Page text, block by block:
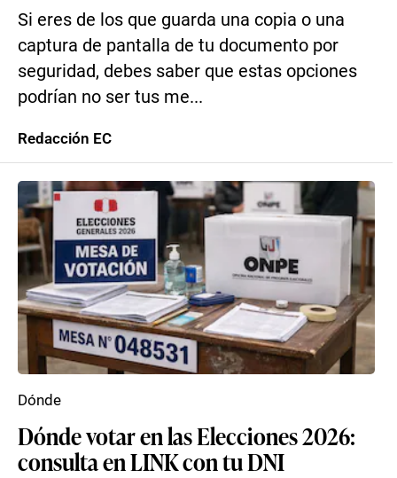
Si eres de los que guarda una copia o una
captura de pantalla de tu documento por
seguridad, debes saber que estas opciones
podrían no ser tus me...
Redacción EC
Dónde votar en las Elecciones 2026:
consulta en LINK con tu DNI
Dónde